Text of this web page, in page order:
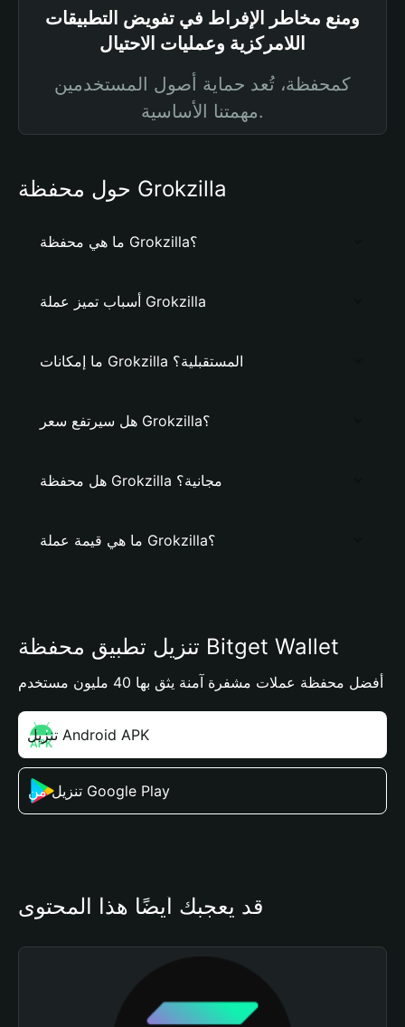
ومنع مخاطر الإفراط في تفويض التطبيقات
اللامركزية وعمليات الاحتيال
كمحفظة، تُعد حماية أصول المستخدمين
مهمتنا الأساسية.
حول محفظة Grokzilla
ما هي محفظة Grokzilla؟
أسباب تميز عملة Grokzilla
ما إمكانات Grokzilla المستقبلية؟
هل سيرتفع سعر Grokzilla؟
هل محفظة Grokzilla مجانية؟
ما هي قيمة عملة Grokzilla؟
تنزيل تطبيق محفظة Bitget Wallet
أفضل محفظة عملات مشفرة آمنة يثق بها 40 مليون مستخدم
تنزيل Android APK
تنزيل من Google Play
قد يعجبك أيضًا هذا المحتوى